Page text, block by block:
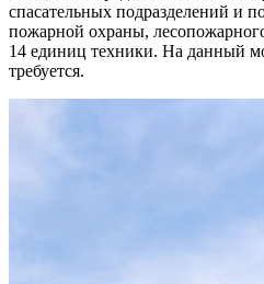
спасательных подразделений и
пожарной охраны,
14 единиц техники. На данный
требуется.